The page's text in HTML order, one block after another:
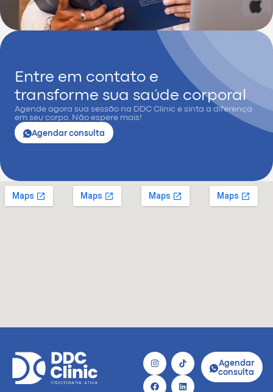
Entre em contato e
transforme sua saúde corporal
Agende agora sua sessão na DDC Clinic e sinta a diferença
em seu corpo. Não espere mais!
Agendar consulta
Agendar
consulta